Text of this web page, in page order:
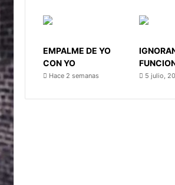
EMPALME DE YO
CON YO
Hace 2 semanas 5 julio,